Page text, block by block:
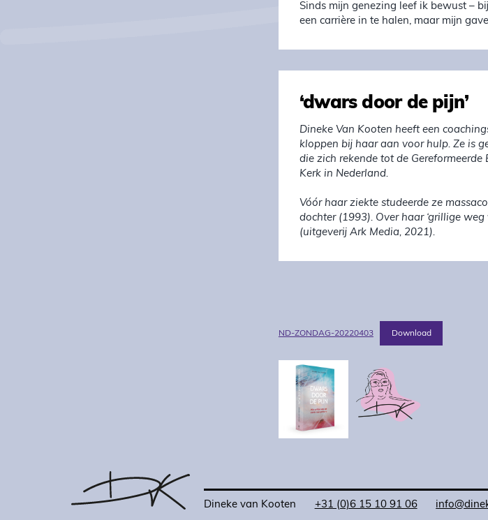
Sinds mijn genezing leef ik bewust –
een carrière in te halen, maar mijn
‘dwars door de pijn’
Dineke Van Kooten heeft een
kloppen bij haar aan voor hulp. Ze is
die zich rekende tot de
Kerk in Nederland.
Vóór haar ziekte studeerde ze
dochter (1993). Over haar ‘grillige
(uitgeverij Ark Media, 2021).
ND-ZONDAG-20220403 Download
Dineke van Kooten +31 (0)6 15 10 91 06